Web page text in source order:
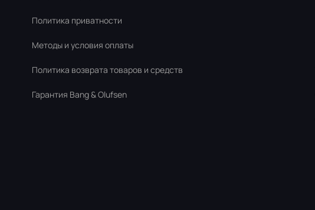
Политика приватности
Методы и условия оплаты
Политика возврата товаров и средств
Гарантия Bang & Olufsen